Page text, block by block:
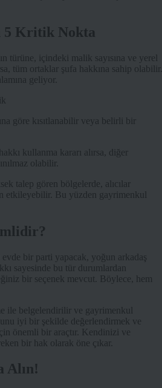
5 Kritik Nokta
türüne, içindeki malik sayısına ve yerel
tüm ortaklar şufa hakkına sahip olabilir.
geliyor.
göre kısıtlanabilir veya belirli bir
kullanma kararı alırsa, diğer
olabilir.
talep gören bölgelerde, alıcılar
etkileyebilir. Bu yüzden gayrimenkul
bir parti yapacak, yoğun arkadaş
sayesinde bu tür durumlardan
bir seçenek mevcut. Böylece, hem
ile belgelendirilir ve gayrimenkul
iyi bir şekilde değerlendirmek ve
önemli bir araçtır. Kendinizi ve
bir hak olarak öne çıkar.
Alın!